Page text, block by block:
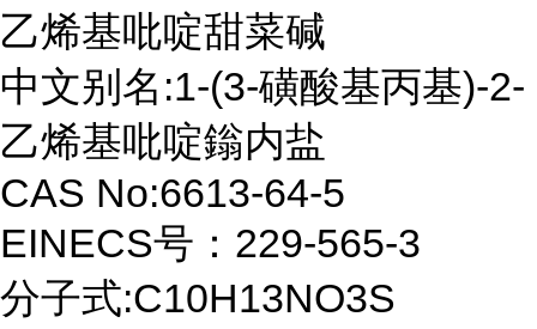
乙烯基吡啶甜菜碱
中文别名:1-(3-磺酸基丙基)-2-
乙烯基吡啶鎓内盐
CAS No:6613-64-5
EINECS号：229-565-3
分子式:C10H13NO3S